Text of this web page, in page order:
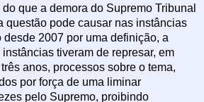
que a demora do Supremo Tribunal
questão pode causar nas instâncias
2007 por uma definição, a
tiveram de represar, em
anos, processos sobre o tema,
por força de uma liminar
pelo Supremo, proibindo